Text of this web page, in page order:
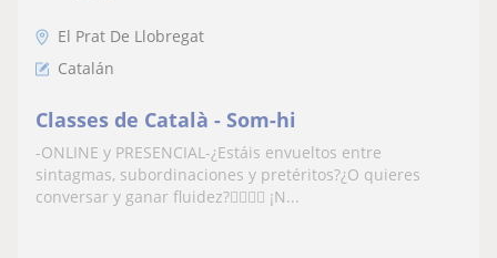
El Prat De Llobregat
Catalán
Classes de Català - Som-hi
-ONLINE y PRESENCIAL-¿Estáis envueltos entre
sintagmas, subordinaciones y pretéritos?¿O quieres
conversar y ganar fluidez?​🙋‍♂️​🙋‍♀️ ​​¡N...